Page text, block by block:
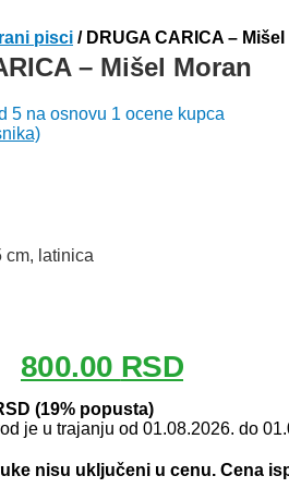
pisci / DRUGA CARICA – Mišel
– Mišel Moran
5 na osnovu 1 ocene kupca
cm, latinica
Originalna
cena
je
bila:
990.00 RSD.
800.00 RSDTrenutna
cena
800.00
(19% popusta)
je u trajanju od 01.08.2026. do
nisu uključeni u cenu. Cena